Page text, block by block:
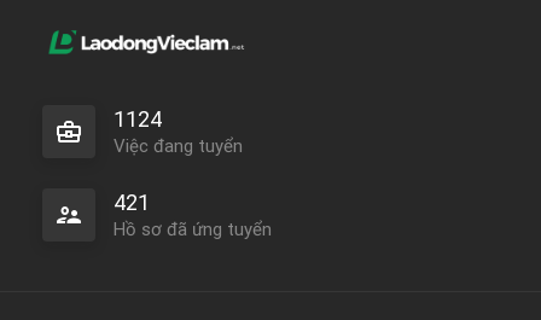
1124
Việc đang tuyển
421
Hồ sơ đã ứng tuyển